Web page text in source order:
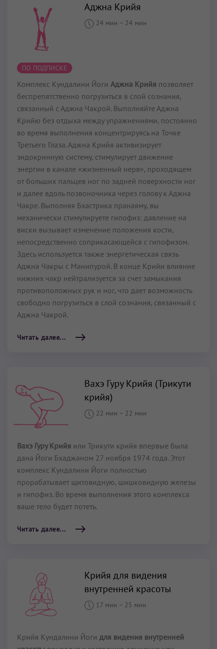
Аджна Крийя
24 мин – 24 мин
ПО ПОДПИСКЕ
Комплекс Кундалини Йоги Аджна Крийя позволяет
беспрепятственно погрузиться в слой сознания,
связанный с Аджна Чакрой. Выполняйте Аджна
Крийю без отдыха между упражнениями, постоянно
во время выполнения концентрируясь на Точке
Третьего Глаза. Аджна Крийя активизирует
эндокринную систему, стимулирует движение
энергии в канале «жизненный нерв», проходящем
от больших пальцев ног по задней поверхности ног
и далее вдоль позвоночника через голову к Аджна
Чакре. Выполняя Бхастрика пранаяму, вы
механически стимулируете гипофиз: давление на
виски вызывает изменение положения кости,
непосредственно соприкасающейся с гипофизом.
Здесь используется также энергетическая связь
Аджна Чакры с Манипурой. В конце Крийи влияние
нижних чакр нейтрализуется за счет замыкания
противоположных рук и ног, что дает возможность
свободно погрузиться в слой сознания, связанный с
Аджна Чакрой.
Читать далее...
Вахэ Гуру Крийя (Трикути
крийя)
22 мин – 22 мин
Вахэ Гуру Крийя или Трикути крийя впервые была
дана Йоги Бхаджаном 27 ноября 1974 года. Этот
комплекс Кундалини Йоги полностью
прорабатывает щитовидную, шишковидную железы
и гипофиз. Во время выполнения этого комплекса
ваше тело будет потеть.
Читать далее...
Крийя для видения
внутренней красоты
17 мин – 25 мин
Крийя Кундалини Йоги для видения внутренней